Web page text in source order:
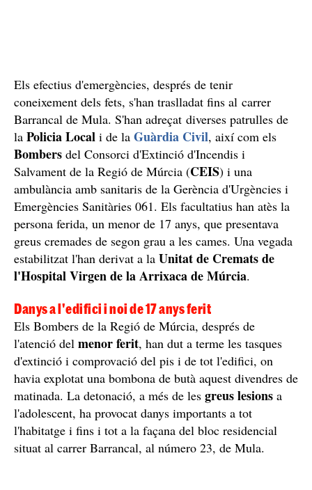
Els efectius d'emergències, després de tenir
coneixement dels fets, s'han traslladat fins al carrer
Barrancal de Mula. S'han adreçat diverses patrulles de
la Policia Local i de la Guàrdia Civil, així com els
Bombers del Consorci d'Extinció d'Incendis i
Salvament de la Regió de Múrcia (CEIS) i una
ambulància amb sanitaris de la Gerència d'Urgències i
Emergències Sanitàries 061. Els facultatius han atès la
persona ferida, un menor de 17 anys, que presentava
greus cremades de segon grau a les cames. Una vegada
estabilitzat l'han derivat a la Unitat de Cremats de
l'Hospital Virgen de la Arrixaca de Múrcia.
Danys a l'edifici i noi de 17 anys ferit
Els Bombers de la Regió de Múrcia, després de
l'atenció del menor ferit, han dut a terme les tasques
d'extinció i comprovació del pis i de tot l'edifici, on
havia explotat una bombona de butà aquest divendres de
matinada. La detonació, a més de les greus lesions a
l'adolescent, ha provocat danys importants a tot
l'habitatge i fins i tot a la façana del bloc residencial
situat al carrer Barrancal, al número 23, de Mula.